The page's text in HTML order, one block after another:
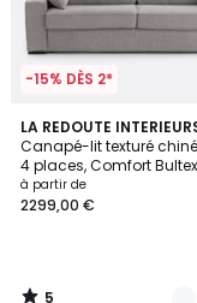
-15% DÈS 2*
LA REDOUTE
Canapé-lit texturé
4 places, Comfort
CÉCILIA
à partir de
2299,00 €
5
/
5
2
Couleurs
5